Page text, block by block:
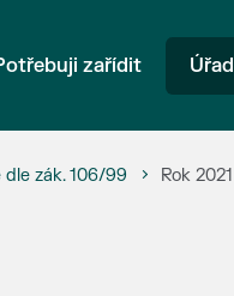
zařídit Úřad
dle zák. 106/99 Rok 2021